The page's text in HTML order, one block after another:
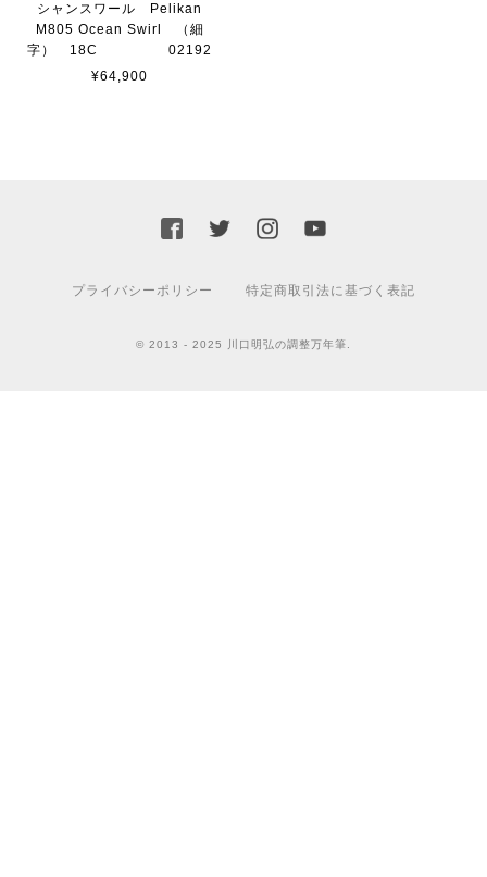
シャンスワール Pelikan
M805 Ocean Swirl （細
字） 18C 02192
¥64,900
プライバシーポリシー 特定商取引法に基づく表記
© 2013 - 2025 川口明弘の調整万年筆.